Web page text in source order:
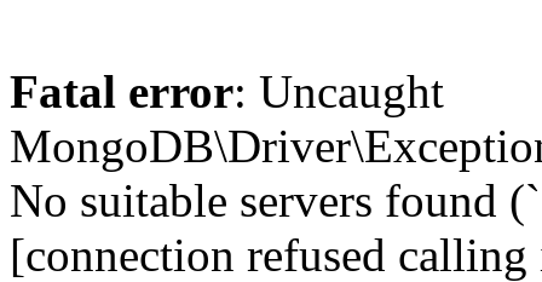
Fatal error: Uncaught
No suitable servers found
[connection refused